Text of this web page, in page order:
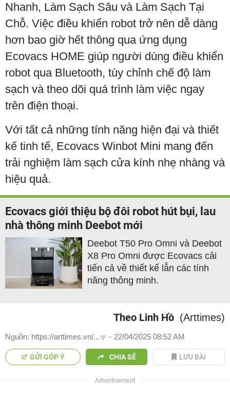
Nhanh, Làm Sạch Sâu và Làm Sạch Tại
Chỗ. Việc điều khiển robot trở nên dễ dàng
hơn bao giờ hết thông qua ứng dụng
Ecovacs HOME giúp người dùng điều khiển
robot qua Bluetooth, tùy chỉnh chế độ làm
sạch và theo dõi quá trình làm việc ngay
trên điện thoại.
Với tất cả những tính năng hiện đại và thiết
kế tinh tế, Ecovacs Winbot Mini mang đến
trải nghiệm làm sạch cửa kính nhẹ nhàng và
hiệu quả.
Ecovacs giới thiệu bộ đôi robot hút bụi, lau
nhà thông minh Deebot mới
Deebot T50 Pro Omni và Deebot
X8 Pro Omni được Ecovacs cải
tiến cả về thiết kế lẫn các tính
năng thông minh.
Theo Linh Hồ (Arttimes)
Nguồn: https://arttimes.vn/... - 22/04/2025 08:52 AM
GỬI GÓP Ý CHIA SẺ LƯU BÀI